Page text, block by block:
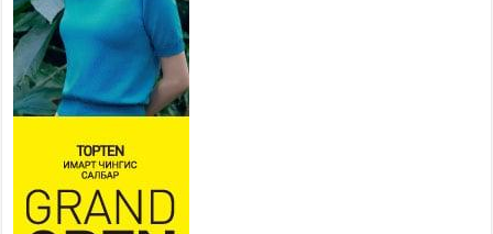
тээврийн хэрэгсэлтэй
холбоотой нийслэлийн засаг
дарга захирамж гаргалаа
2026 оны 7 сар 20 / 17 цаг 11 минут
Төв цэвэрлэх байгууламжид хоногт дунджаар 3
тонн хатуу хог хаягдал ирж байна
2026 оны 7 сар 20 / 12 цаг 06 минут
“Эхийн алдар” одонгийн шаардлагыг
хөнгөрүүллээ
2026 оны 7 сар 20 / 11 цаг 51 минут